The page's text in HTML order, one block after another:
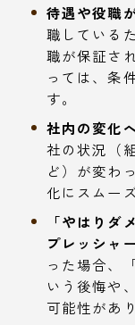
待遇や役職
職している
職が保証さ
っては、条
す。
社内の変化
社の状況（
ど）が変わ
化にスムー
「やはりダ
プレッシャ
った場合、
いう後悔や
可能性があ